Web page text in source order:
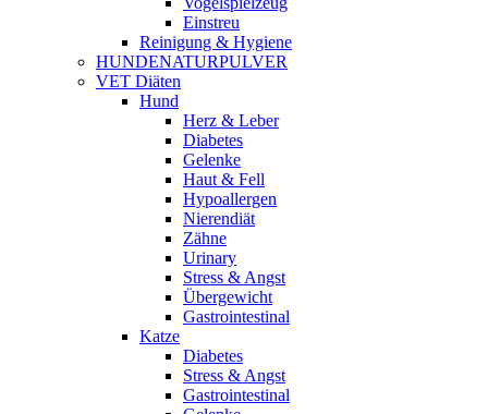
Einstreu
Reinigung & Hygiene
HUNDENATURPULVER
VET Diäten
Hund
Herz & Leber
Diabetes
Gelenke
Haut & Fell
Hypoallergen
Nierendiät
Zähne
Urinary
Stress & Angst
Übergewicht
Gastrointestinal
Katze
Diabetes
Stress & Angst
Gastrointestinal